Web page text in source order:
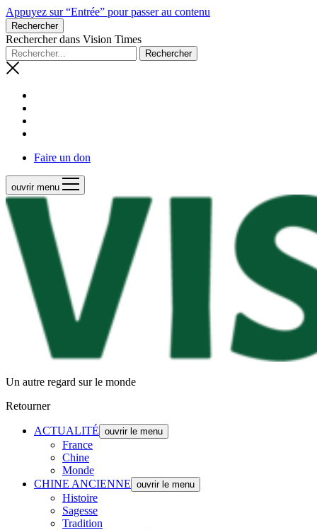
Appuyez sur “Entrée” pour passer au contenu
Rechercher
Rechercher dans Vision Times
Faire un don
ouvrir menu
Un autre regard sur le monde
Retourner
ACTUALITÉ ouvrir le menu
France
Chine
Monde
CHINE ANCIENNE ouvrir le menu
Histoire
Sagesse
Tradition